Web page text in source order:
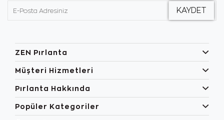
ZEN Pırlanta
Müşteri Hizmetleri
Pırlanta Hakkında
Popüler Kategoriler